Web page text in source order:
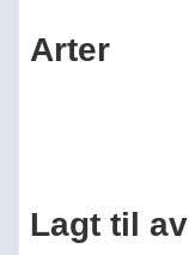
Arter
Lagt til av